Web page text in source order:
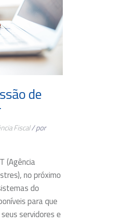
de
Fiscal/ por
(Agência
no próximo
do
para que
servidores e